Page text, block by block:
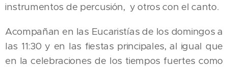
instrumentos de percusión, y otros con el canto.
Acompañan en las Eucaristías de los domingos a
las 11:30 y en las fiestas principales, al igual que
en la celebraciones de los tiempos fuertes como